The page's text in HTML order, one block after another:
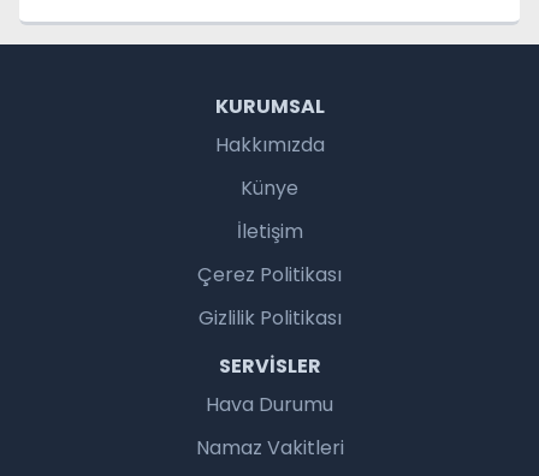
KURUMSAL
Hakkımızda
Künye
İletişim
Çerez Politikası
Gizlilik Politikası
SERVISLER
Hava Durumu
Namaz Vakitleri